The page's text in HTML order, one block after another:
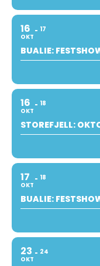
16
OKT
17
BUALIE:
16
OKT
18
STOREFJELL:
17
OKT
18
BUALIE:
23
OKT
24